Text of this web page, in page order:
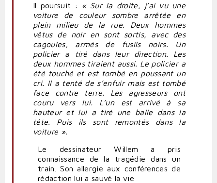
Il poursuit : « Sur la droite, j’ai vu une
voiture de couleur sombre arrêtée en
plein milieu de la rue. Deux hommes
vêtus de noir en sont sortis, avec des
cagoules, armés de fusils noirs. Un
policier a tiré dans leur direction. Les
deux hommes tiraient aussi. Le policier a
été touché et est tombé en poussant un
cri. Il a tenté de s’enfuir mais est tombé
face contre terre. Les agresseurs ont
couru vers lui. L’un est arrivé à sa
hauteur et lui a tiré une balle dans la
tête. Puis ils sont remontés dans la
voiture ».
Le dessinateur Willem a pris
connaissance de la tragédie dans un
train. Son allergie aux conférences de
rédaction lui a sauvé la vie